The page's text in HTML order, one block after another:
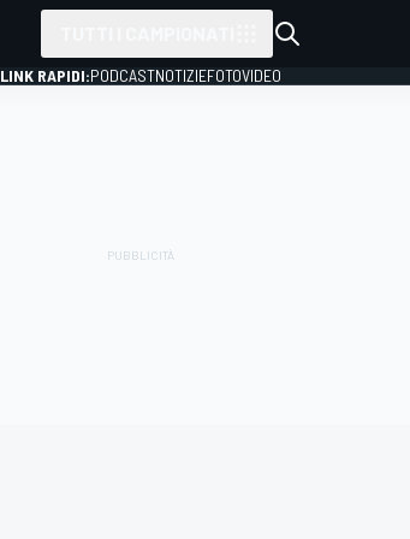
LINK RAPIDI:PODCASTNOTIZIEFOTOVIDEO